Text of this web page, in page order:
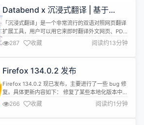
纲 媒体融合介绍； 中国传媒大学在 Alluxio 上的应
用场景； 探索 Alluxio 在媒体融合领域潜在的应用场
景； ...
Databend x 沉浸式翻译 | 基于
Databend Cloud 构建高效低成本
的业务数据分析体系
「沉浸式翻译」是一个非常流行的双语对照网页翻译
扩展工具，用户可以用它来即时翻译外文网页、PDF
文档、ePub 电子书、字幕等。它不仅可以实现原文
加译文实时双语对照显示，还支持 Google、
OpenAI、DeepL、微软、Gemini、Claude 等数十
随着用户量持续增长，其运营和产品团队希望在尊重
用户隐私...
287 收藏 阅读约13分钟
Firefox 134.0.2 发布
Firefox 134.0.2 现已发布，主要进行了一些 bug 修
复。具体更新内容如下： 修复了某些本地化版本中崩
溃报告器不显示的问题（Bug 1940763）。 修复了
Firefox 134 中的回归问题，其中指向本地文件的
HTML 框架集中的锚定链接不起作用（Bug
266 收藏 阅读约1分钟